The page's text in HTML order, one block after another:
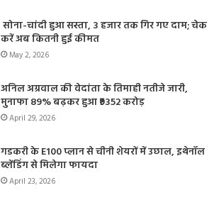
सोना-चांदी हुआ सस्ता, 3 हजार तक गिर गए दाम; चेक
करें अब कितनी हुई कीमत
May 2, 2026
अनिल अग्रवाल की वेदांता के तिमाही नतीजे जारी,
मुनाफा 89% बढ़कर हुआ ₹9352 करोड़
April 29, 2026
गडकरी के E100 प्लान से चीनी शेयरों में उछाल, इथेनॉल
ब्लेंडिंग से मिलेगा फायदा
April 23, 2026